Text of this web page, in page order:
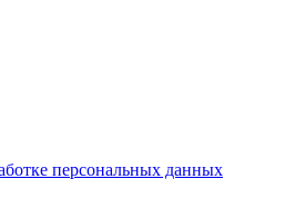
персональных данных